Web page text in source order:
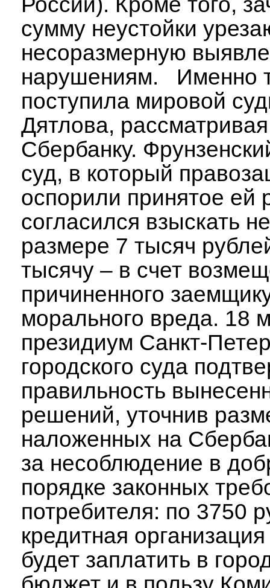
сумму неустойки
несоразмерную
нарушениям. Именно
поступила мировой
Дятлова, рассматривая
Сбербанку.
суд, в который
оспорили принятое ей
согласился взыскать
размере 7 тысяч
тысячу – в счет
причиненного
морального вреда. 18
президиум Санкт-
городского суда
правильность
решений, уточнив
наложенных на
за несоблюдение в
порядке законных
потребителя: по 3750
кредитная
будет заплатить в